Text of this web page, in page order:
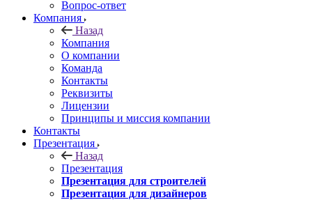
Вопрос-ответ
Компания
Назад
Компания
О компании
Команда
Контакты
Реквизиты
Лицензии
Принципы и миссия компании
Контакты
Презентация
Назад
Презентация
Презентация для строителей
Презентация для дизайнеров